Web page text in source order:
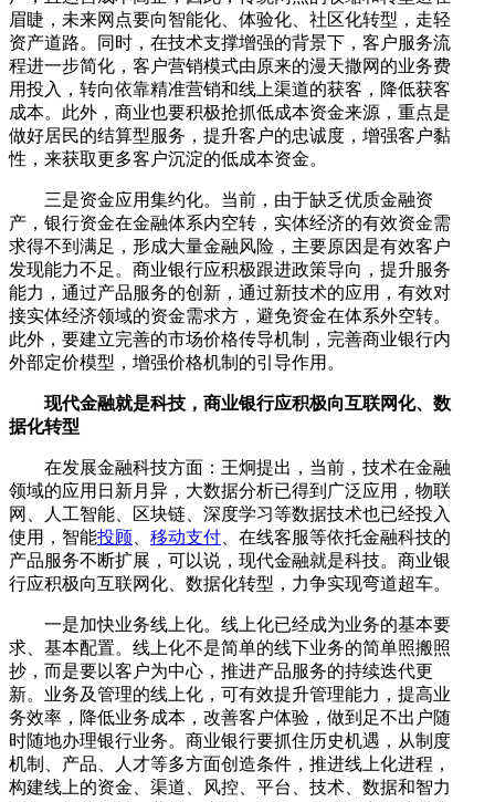
眉睫，未来网点要向智能化、体验化、社区化转型，走轻
资产道路。同时，在技术支撑增强的背景下，客户服务流
程进一步简化，客户营销模式由原来的漫天撒网的业务费
用投入，转向依靠精准营销和线上渠道的获客，降低获客
成本。此外，商业也要积极抢抓低成本资金来源，重点是
做好居民的结算型服务，提升客户的忠诚度，增强客户黏
性，来获取更多客户沉淀的低成本资金。
三是资金应用集约化。当前，由于缺乏优质金融资
产，银行资金在金融体系内空转，实体经济的有效资金需
求得不到满足，形成大量金融风险，主要原因是有效客户
发现能力不足。商业银行应积极跟进政策导向，提升服务
能力，通过产品服务的创新，通过新技术的应用，有效对
接实体经济领域的资金需求方，避免资金在体系外空转。
此外，要建立完善的市场价格传导机制，完善商业银行内
外部定价模型，增强价格机制的引导作用。
现代金融就是科技，商业银行应积极向互联网化、数
据化转型
在发展金融科技方面：王炯提出，当前，技术在金融
领域的应用日新月异，大数据分析已得到广泛应用，物联
网、人工智能、区块链、深度学习等数据技术也已经投入
使用，智能投顾 移动支付 、在线客服等依托金融科技的
产品服务不断扩展，可以说，现代金融就是科技。商业银
行应积极向互联网化、数据化转型，力争实现弯道超车。
一是加快业务线上化。线上化已经成为业务的基本要
求、基本配置。线上化不是简单的线下业务的简单照搬照
抄，而是要以客户为中心，推进产品服务的持续迭代更
新。业务及管理的线上化，可有效提升管理能力，提高业
务效率，降低业务成本，改善客户体验，做到足不出户随
时随地办理银行业务。商业银行要抓住历史机遇，从制度
机制、产品、人才等多方面创造条件，推进线上化进程，
构建线上的资金、渠道、风控、平台、技术、数据和智力